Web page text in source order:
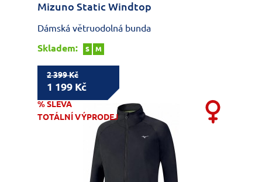
Mizuno Static Windtop
Dámská větruodolná bunda
Skladem:
S M
2 399 Kč
1 199 Kč
% SLEVA
TOTÁLNÍ VÝPRODEJ